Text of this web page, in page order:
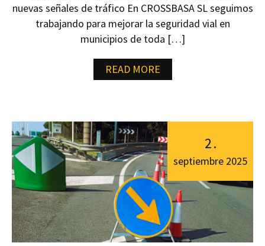
nuevas señales de tráfico En CROSSBASA SL seguimos
trabajando para mejorar la seguridad vial en
municipios de toda […]
READ MORE
2.
septiembre 2025